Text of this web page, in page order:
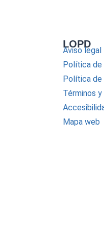
LOPD
Aviso legal
Política de
Política de
Términos
Mapa web